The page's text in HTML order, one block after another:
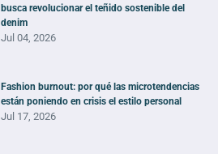
busca revolucionar el teñido sostenible del
denim
Jul 04, 2026
Fashion burnout: por qué las microtendencias
están poniendo en crisis el estilo personal
Jul 17, 2026